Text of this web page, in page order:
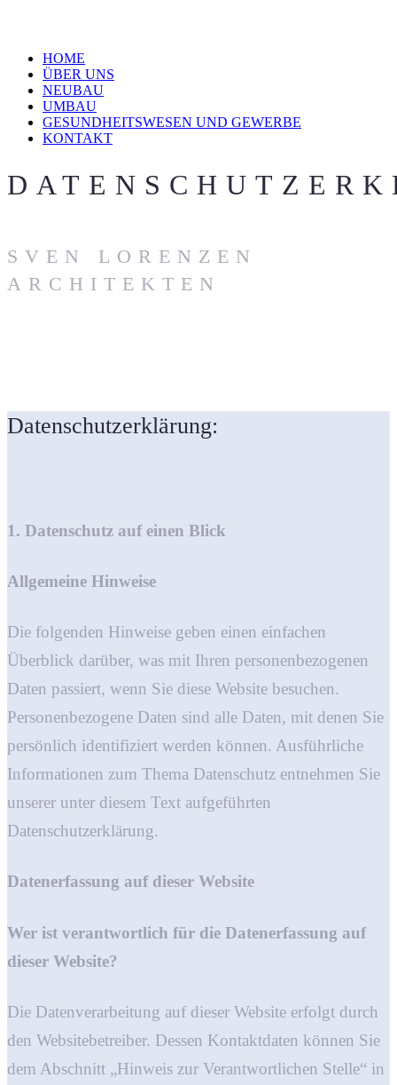
HOME
ÜBER UNS
NEUBAU
UMBAU
GESUNDHEITSWESEN ­­UND GEWERBE
KONTAKT
SVEN LORENZEN
ARCHITEKTEN
Datenschutzerklärung:
1. Datenschutz auf einen Blick
Allgemeine Hinweise
Die folgenden Hinweise geben einen einfachen
Überblick darüber, was mit Ihren personenbezogenen
Daten passiert, wenn Sie diese Website besuchen.
Personenbezogene Daten sind alle Daten, mit denen Sie
persönlich identifiziert werden können. Ausführliche
Informationen zum Thema Datenschutz entnehmen Sie
unserer unter diesem Text aufgeführten
Datenschutzerklärung.
Datenerfassung auf dieser Website
Wer ist verantwortlich für die Datenerfassung auf
dieser Website?
Die Datenverarbeitung auf dieser Website erfolgt durch
den Websitebetreiber. Dessen Kontaktdaten können Sie
dem Abschnitt „Hinweis zur Verantwortlichen Stelle“ in